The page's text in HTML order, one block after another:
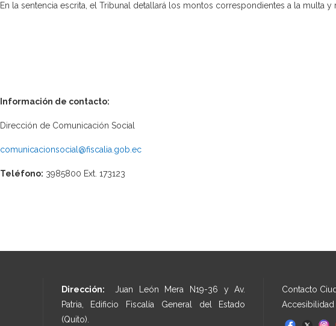
En la sentencia escrita, el Tribunal detallará los montos correspondientes a la multa y
Información de contacto:
Dirección de Comunicación Social
comunicacionsocial@fiscalia.gob.ec
Teléfono: 3985800 Ext. 173123
Dirección: Juan León Mera N19-36 y Av.
Patria, Edificio Fiscalía General del Estado
(Quito).
Contacto